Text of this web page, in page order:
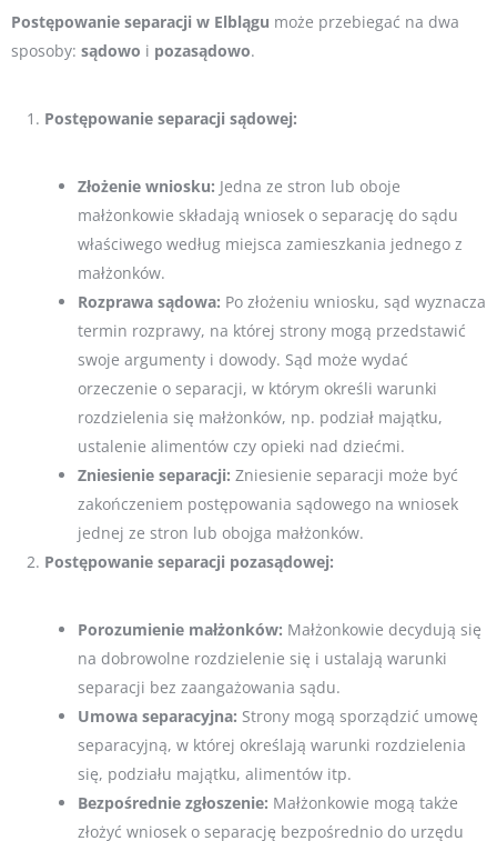
Postępowanie separacji w Elblągu może przebiegać na dwa
sposoby: sądowo i pozasądowo.
Postępowanie separacji sądowej:
Złożenie wniosku: Jedna ze stron lub oboje
małżonkowie składają wniosek o separację do sądu
właściwego według miejsca zamieszkania jednego z
małżonków.
Rozprawa sądowa: Po złożeniu wniosku, sąd wyznacza
termin rozprawy, na której strony mogą przedstawić
swoje argumenty i dowody. Sąd może wydać
orzeczenie o separacji, w którym określi warunki
rozdzielenia się małżonków, np. podział majątku,
ustalenie alimentów czy opieki nad dziećmi.
Zniesienie separacji: Zniesienie separacji może być
zakończeniem postępowania sądowego na wniosek
jednej ze stron lub obojga małżonków.
Postępowanie separacji pozasądowej:
Porozumienie małżonków: Małżonkowie decydują się
na dobrowolne rozdzielenie się i ustalają warunki
separacji bez zaangażowania sądu.
Umowa separacyjna: Strony mogą sporządzić umowę
separacyjną, w której określają warunki rozdzielenia
się, podziału majątku, alimentów itp.
Bezpośrednie zgłoszenie: Małżonkowie mogą także
złożyć wniosek o separację bezpośrednio do urzędu